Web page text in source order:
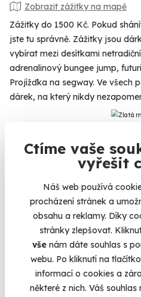
Ctíme vaše
vyřešit
Náš web používá
procházení stránek a
obsahu a reklamy. Díky
stránky zlepšovat.
vše nám dáte souhlas s
webu. Po kliknutí na tlačítko
informací o cookies a
některé z nich. Váš
Zobrazit zážitky na mapě
Zážitky do 1500 Kč. Pokud
jste tu správně. Zážitky jsou
vybírat mezi desítkami
adrenalinový bungee jump,
Projížďka na segway. Ve všech
dárek, na který nikdy
Na
96%
Co si o nás
Zobraz ohlasy
Vše umíme